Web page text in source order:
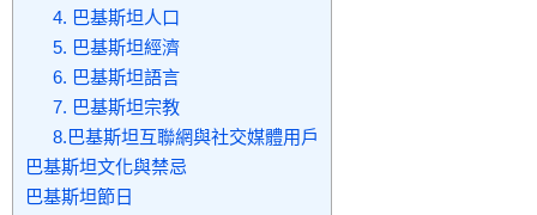
4. 巴基斯坦人口
5. 巴基斯坦經濟
6. 巴基斯坦語言
7. 巴基斯坦宗教
8.巴基斯坦互聯網與社交媒體用戶
巴基斯坦文化與禁忌
巴基斯坦節日